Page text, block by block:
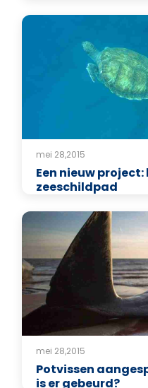
mei 28,2015
Een nieuw
zeeschildpad
mei 28,2015
Potvissen
is er gebeurd?